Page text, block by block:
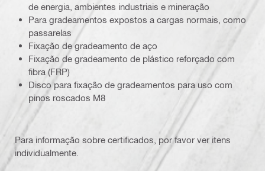
de energia, ambientes industriais e mineração
Para gradeamentos expostos a cargas normais, como
passarelas
Fixação de gradeamento de aço
Fixação de gradeamento de plástico reforçado com
fibra (FRP)
Disco para fixação de gradeamentos para uso com
pinos roscados M8
Para informação sobre certificados, por favor ver itens
individualmente.